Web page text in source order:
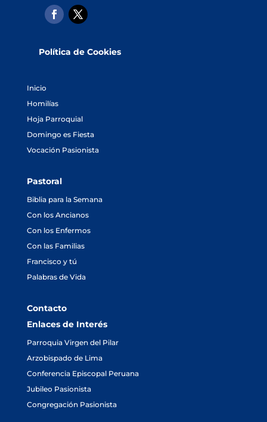
Política de Cookies
Inicio
Homilías
Hoja Parroquial
Domingo es Fiesta
Vocación Pasionista
Pastoral
Biblia para la Semana
Con los Ancianos
Con los Enfermos
Con las Familias
Francisco y tú
Palabras de Vida
Contacto
Enlaces de Interés
Parroquia Virgen del Pilar
Arzobispado de Lima
Conferencia Episcopal Peruana
Jubileo Pasionista
Congregación Pasionista